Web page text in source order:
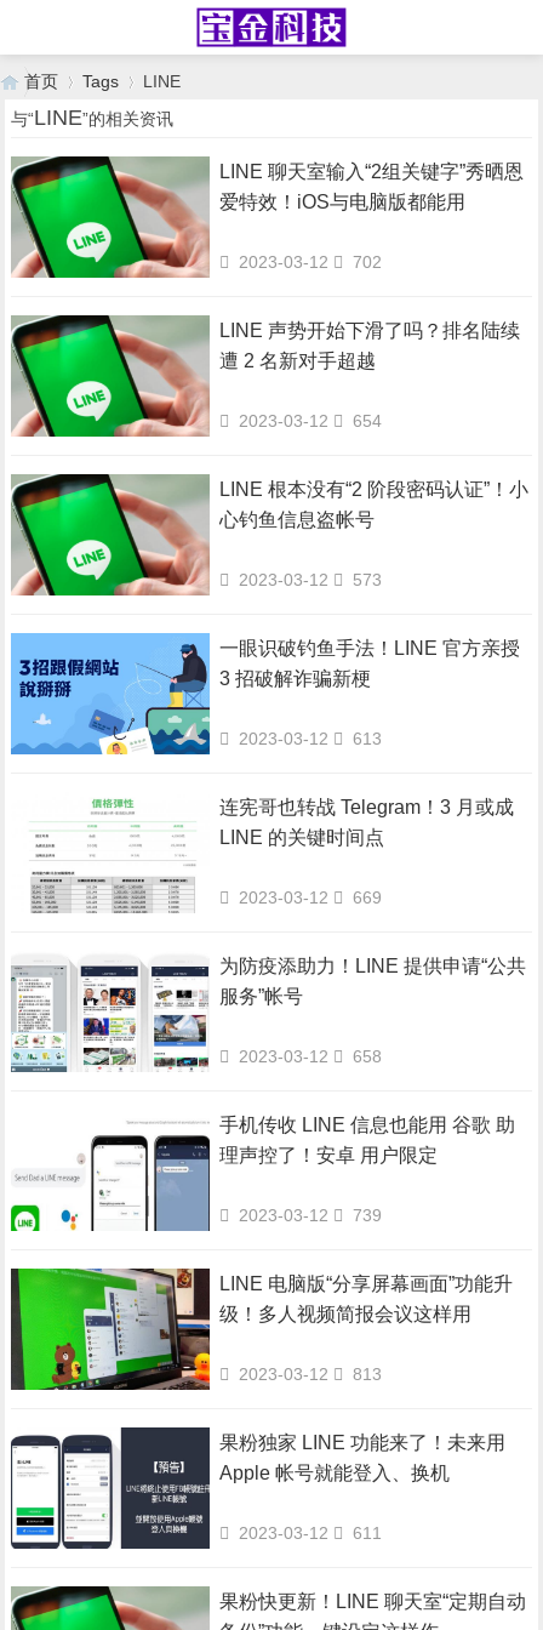
首页
›
Tags
›
LINE
与“LINE”的相关资讯
LINE 聊天室输入“2组关键字”秀晒恩
爱特效！iOS与电脑版都能用
2023-03-12 702
LINE 声势开始下滑了吗？排名陆续
遭 2 名新对手超越
2023-03-12 654
LINE 根本没有“2 阶段密码认证”！小
心钓鱼信息盗帐号
2023-03-12 573
一眼识破钓鱼手法！LINE 官方亲授
3 招破解诈骗新梗
2023-03-12 613
连宪哥也转战 Telegram！3 月或成
LINE 的关键时间点
2023-03-12 669
为防疫添助力！LINE 提供申请“公共
服务”帐号
2023-03-12 658
手机传收 LINE 信息也能用 谷歌 助
理声控了！安卓 用户限定
2023-03-12 739
LINE 电脑版“分享屏幕画面”功能升
级！多人视频简报会议这样用
2023-03-12 813
果粉独家 LINE 功能来了！未来用
Apple 帐号就能登入、换机
2023-03-12 611
果粉快更新！LINE 聊天室“定期自动